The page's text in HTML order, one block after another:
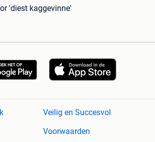
'diest kaggevinne'
Veilig en Succesvol
Voorwaarden